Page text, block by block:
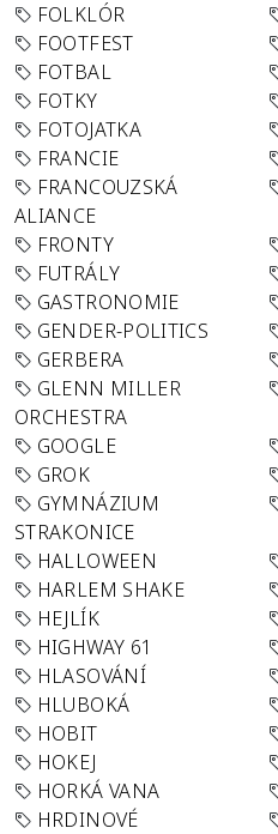
FOLKLÓR
FOOTFEST
FOTBAL
FOTKY
FOTOJATKA
FRANCIE
FRANCOUZSKÁ
ALIANCE
FRONTY
FUTRÁLY
GASTRONOMIE
GENDER-POLITICS
GERBERA
GLENN MILLER
ORCHESTRA
GOOGLE
GROK
GYMNÁZIUM
STRAKONICE
HALLOWEEN
HARLEM SHAKE
HEJLÍK
HIGHWAY 61
HLASOVÁNÍ
HLUBOKÁ
HOBIT
HOKEJ
HORKÁ VANA
HRDINOVÉ